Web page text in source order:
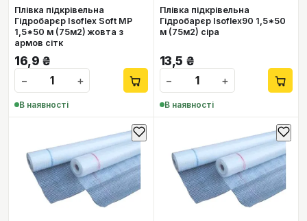
Плівка підкрівельна
Гідробарєр Isoflex Soft MP
1,5*50 м (75м2) жовта з
армов сітк
16,9 ₴
−
+
В наявності
Плівка підкрівельна
Гідробарєр Isoflex90 1,5*50
м (75м2) сіра
13,5 ₴
−
+
В наявності